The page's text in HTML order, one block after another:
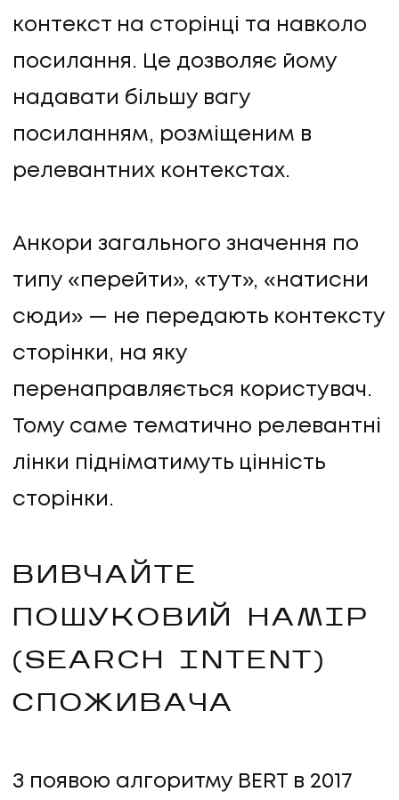
контекст на сторінці та навколо
посилання. Це дозволяє йому
надавати більшу вагу
посиланням, розміщеним в
релевантних контекстах.
Анкори загального значення по
типу «перейти», «тут», «натисни
сюди» — не передають контексту
сторінки, на яку
перенаправляється користувач.
Тому саме тематично релевантні
лінки підніматимуть цінність
сторінки.
ВИВЧАЙТЕ
ПОШУКОВИЙ НАМІР
(SEARCH INTENT)
СПОЖИВАЧА
З появою алгоритму BERT в 2017